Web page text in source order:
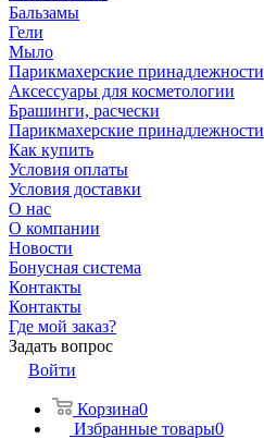
Бальзамы
Гели
Мыло
Парикмахерские принадлежности
Аксессуары для косметологии
Брашинги, расчески
Парикмахерские принадлежности
Как купить
Условия оплаты
Условия доставки
О нас
О компании
Новости
Бонусная система
Контакты
Контакты
Где мой заказ?
Задать вопрос
Войти
Корзина0
Избранные товары0